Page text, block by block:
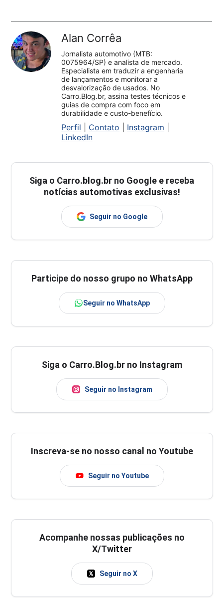
Alan Corrêa
Jornalista automotivo (MTB:
0075964/SP) e analista de mercado.
Especialista em traduzir a engenharia
de lançamentos e monitorar a
desvalorização de usados. No
Carro.Blog.br, assina testes técnicos e
guias de compra com foco em
durabilidade e custo-benefício.
Perfil Contato Instagram
LinkedIn
Siga o Carro.blog.br no Google e receba
notícias automotivas exclusivas!
Seguir no Google
Participe do nosso grupo no WhatsApp
Seguir no WhatsApp
Siga o Carro.Blog.br no Instagram
Seguir no Instagram
Inscreva-se no nosso canal no Youtube
Seguir no Youtube
Acompanhe nossas publicações no
X/Twitter
Seguir no X